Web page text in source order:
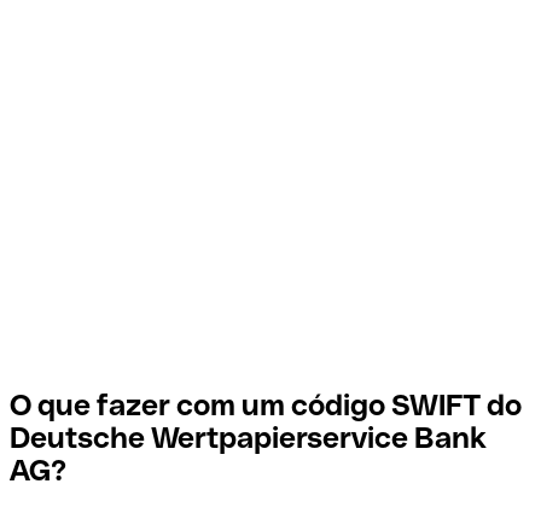
O que fazer com um código SWIFT do
Deutsche Wertpapierservice Bank
AG?